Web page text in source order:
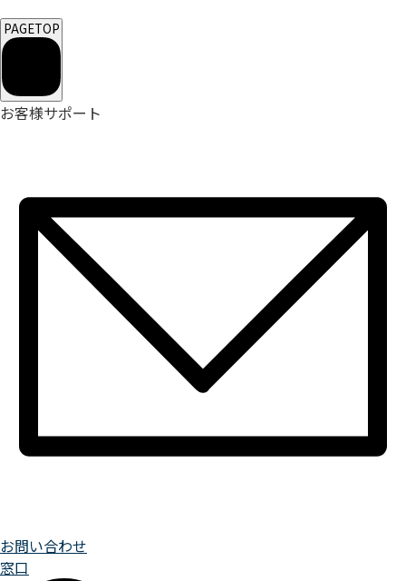
PAGETOP
お客様サポート
お問い合わせ
窓口